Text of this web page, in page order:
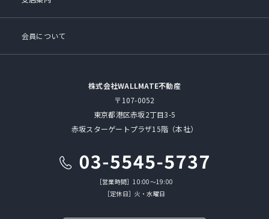
会員について
株式会社WALLMATE不動産
〒107-0052
東京都港区赤坂2丁目3-5
赤坂スターゲートプラザ15階（本社）
［営業時間］10:00～19:00
［定休日］火・水曜日